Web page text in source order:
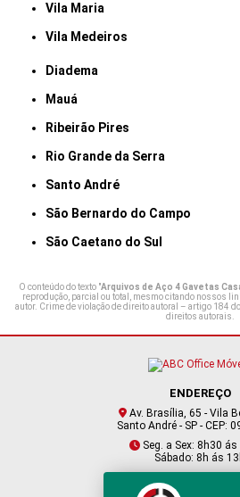
Vila Maria
Vila Medeiros
Diadema
Mauá
Ribeirão Pires
Rio Grande da Serra
Santo André
São Bernardo do Campo
São Caetano do Sul
O conteúdo do texto "Arquivos de Aço 4 Gavetas
reprodução, parcial ou total, mesmo citando nossos
autor. Crime de violação de direito autoral – artigo 184
direitos autorais.
ENDEREÇO
Av. Brasília, 65 - Vila
Santo André - SP - CEP:
Seg. a Sex: 8h30 ás
Sábado: 8h ás
CONTATO